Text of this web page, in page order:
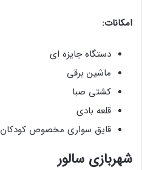
امکانات:
دستگاه جایزه ای
ماشین برقی
کشتی صبا
قلعه بادی
قایق سواری مخصوص کودکان
شهربازی سالور